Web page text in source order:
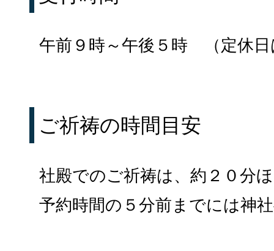
午前９時～午後５時 （定休
ご祈祷の時間目安
社殿でのご祈祷は、約２０分
予約時間の５分前までには神